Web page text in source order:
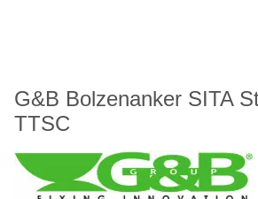
G&B Bolzenanker SITA
TTSC